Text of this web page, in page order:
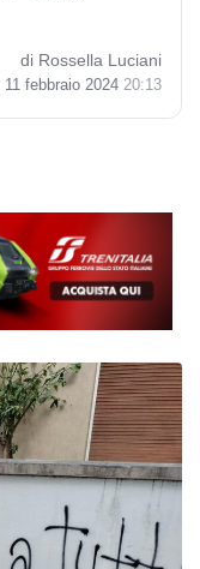
di Rossella Luciani
11 febbraio 2024 20:13